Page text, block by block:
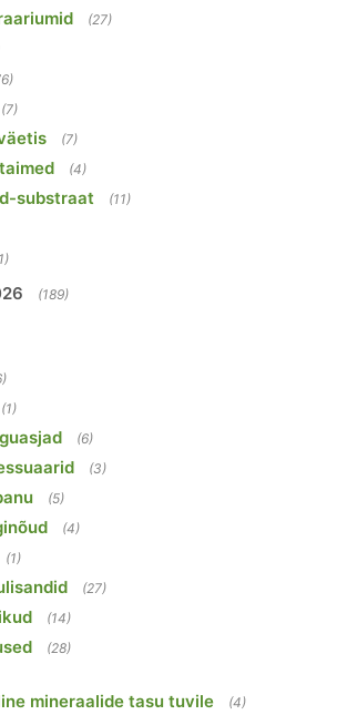
(27)
(7)
(7)
(4)
substraat (11)
(189)
(1)
(6)
(3)
(5)
(4)
(1)
(27)
(14)
(28)
mineraalide tasu tuvile (4)